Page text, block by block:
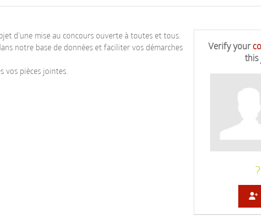
Verify your
this
d'une mise au concours ouverte à toutes et tous.
notre base de données et faciliter vos démarches
pièces jointes.